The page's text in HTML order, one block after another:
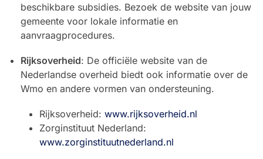
beschikbare subsidies. Bezoek de website van jouw
gemeente voor lokale informatie en
aanvraagprocedures.
Rijksoverheid: De officiële website van de
Nederlandse overheid biedt ook informatie over de
Wmo en andere vormen van ondersteuning.
Rijksoverheid: www.rijksoverheid.nl
Zorginstituut Nederland:
www.zorginstituutnederland.nl